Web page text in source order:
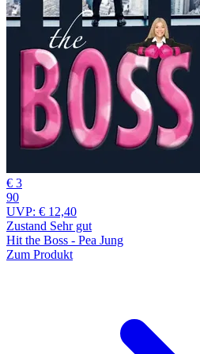
€ 3
90
UVP: € 12,40
Zustand Sehr gut
Hit the Boss - Pea Jung
Zum Produkt